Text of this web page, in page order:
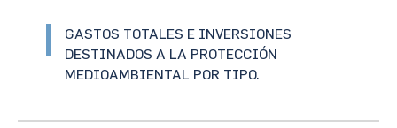
GASTOS TOTALES E INVERSIONES
DESTINADOS A LA PROTECCIÓN
MEDIOAMBIENTAL POR TIPO.